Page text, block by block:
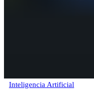
Inteligencia Artificial